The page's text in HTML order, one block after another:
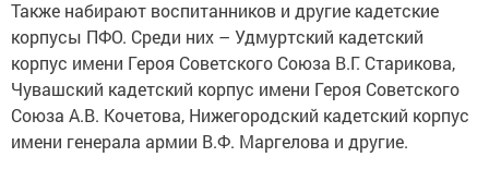
Также набирают воспитанников и другие кадетские
корпусы ПФО. Среди них – Удмуртский кадетский
корпус имени Героя Советского Союза В.Г. Старикова,
Чувашский кадетский корпус имени Героя Советского
Союза А.В. Кочетова, Нижегородский кадетский корпус
имени генерала армии В.Ф. Маргелова и другие.